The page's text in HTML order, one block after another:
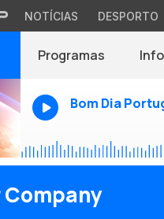
NOTÍCIAS DESPORTO
Programas
Bom Dia